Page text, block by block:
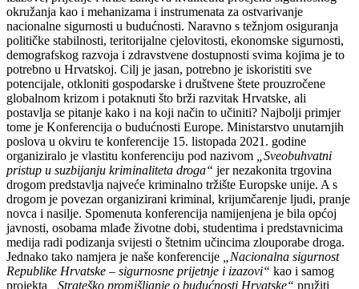
okružanja kao i mehanizama i instrumenata za ostvarivanje
nacionalne sigurnosti u budućnosti. Naravno s težnjom osiguranja
političke stabilnosti, teritorijalne cjelovitosti, ekonomske sigurnosti,
demografskog razvoja i zdravstvene dostupnosti svima kojima je to
potrebno u Hrvatskoj. Cilj je jasan, potrebno je iskoristiti sve
potencijale, otkloniti gospodarske i društvene štete prouzročene
globalnom krizom i potaknuti što brži razvitak Hrvatske, ali
postavlja se pitanje kako i na koji način to učiniti? Najbolji primjer
tome je Konferencija o budućnosti Europe. Ministarstvo unutarnjih
poslova u okviru te konferencije 15. listopada 2021. godine
organiziralo je vlastitu konferenciju pod nazivom
„Sveobuhvatni
pristup u suzbijanju kriminaliteta droga“ jer nezakonita trgovina
drogom predstavlja najveće kriminalno tržište Europske unije. A s
drogom je povezan organizirani kriminal, krijumčarenje ljudi, pranje
novca i nasilje. Spomenuta konferencija namijenjena je bila općoj
javnosti, osobama mlađe životne dobi, studentima i predstavnicima
medija radi podizanja svijesti o štetnim učincima zlouporabe droga.
Jednako tako namjera je naše konferencije
„Nacionalna sigurnost
Republike Hrvatske – sigurnosne prijetnje i izazovi“ kao i samog
projekta
„Strateško promišljanje o budućnosti Hrvatske“ pružiti